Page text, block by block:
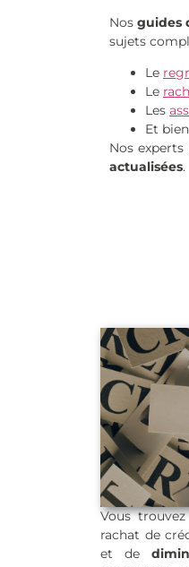
Nosguides
sujets
Le
Le
Les
Et
Nos
actualisées.
Vous
rachat de
et de